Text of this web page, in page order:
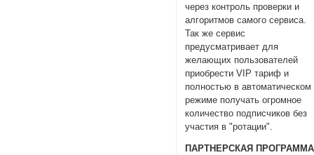
через контроль проверки и
алгоритмов самого сервиса.
Так же сервис
предусматривает для
желающих пользователей
приобрести VIP тариф и
полностью в автоматическом
режиме получать огромное
количество подписчиков без
участия в "ротации".
ПАРТНЕРСКАЯ ПРОГРАММА